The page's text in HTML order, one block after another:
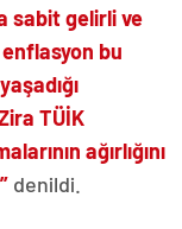
sabit gelirli ve
bu
TÜİK
ağırlığını
denildi.